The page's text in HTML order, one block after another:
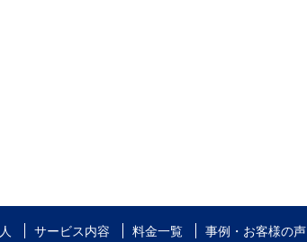
サービス内容 料金一覧 事例・お客様の声